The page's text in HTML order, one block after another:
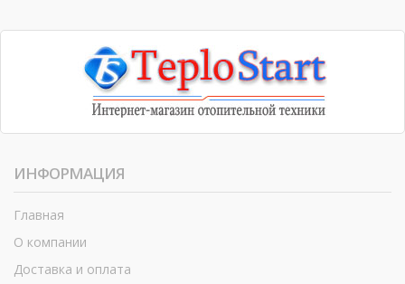
ИНФОРМАЦИЯ
Главная
О компании
Доставка и оплата